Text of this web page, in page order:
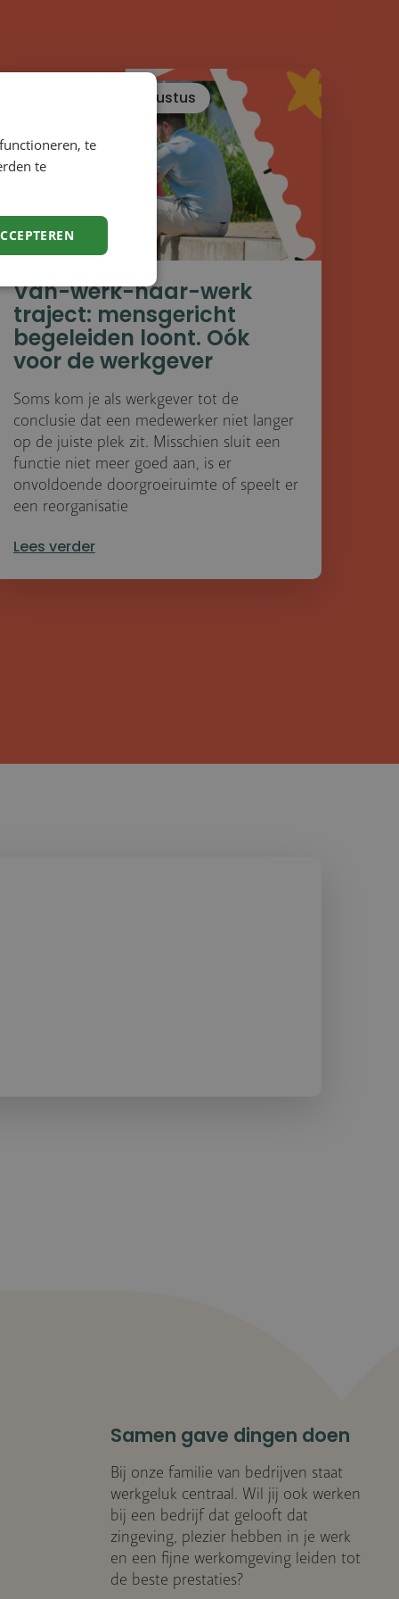
donderdag 27 augustus
Van-werk-naar-werk
traject: mensgericht
begeleiden loont. Oók
voor de werkgever
Soms kom je als werkgever tot de
conclusie dat een medewerker niet langer
op de juiste plek zit. Misschien sluit een
functie niet meer goed aan, is er
onvoldoende doorgroeiruimte of speelt er
een reorganisatie
Lees verder
Samen gave dingen doen
Bij onze familie van bedrijven staat
werkgeluk centraal. Wil jij ook werken
bij een bedrijf dat gelooft dat
zingeving, plezier hebben in je werk
en een fijne werkomgeving leiden tot
de beste prestaties?
te
te